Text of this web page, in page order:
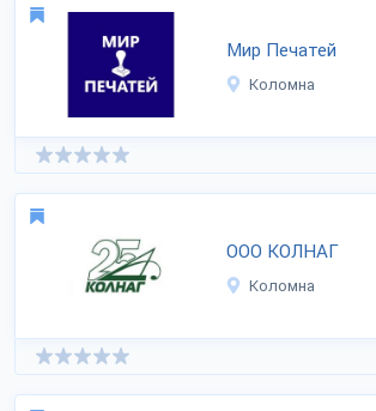
Мир Печатей
Коломна
ООО КОЛНАГ
Коломна